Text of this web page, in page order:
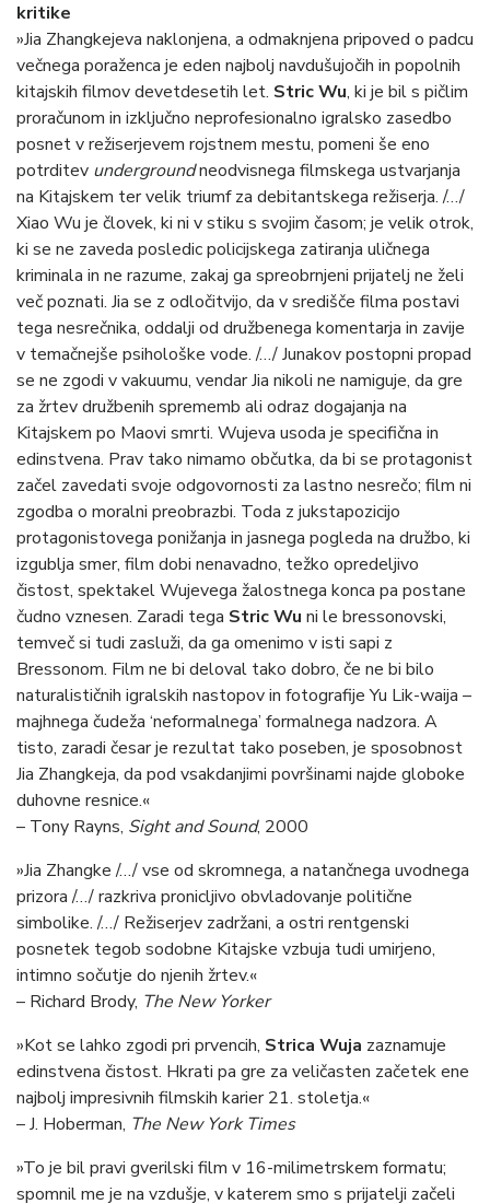
kritike
»Jia Zhangkejeva naklonjena, a odmaknjena pripoved o padcu
večnega poraženca je eden najbolj navdušujočih in popolnih
kitajskih filmov devetdesetih let. Stric Wu, ki je bil s pičlim
proračunom in izključno neprofesionalno igralsko zasedbo
posnet v režiserjevem rojstnem mestu, pomeni še eno
potrditev undergroundneodvisnega filmskega ustvarjanja
na Kitajskem ter velik triumf za debitantskega režiserja. /…/
Xiao Wu je človek, ki ni v stiku s svojim časom; je velik otrok,
ki se ne zaveda posledic policijskega zatiranja uličnega
kriminala in ne razume, zakaj ga spreobrnjeni prijatelj ne želi
več poznati. Jia se z odločitvijo, da v središče filma postavi
tega nesrečnika, oddalji od družbenega komentarja in zavije
v temačnejše psihološke vode. /…/ Junakov postopni propad
se ne zgodi v vakuumu, vendar Jia nikoli ne namiguje, da gre
za žrtev družbenih sprememb ali odraz dogajanja na
Kitajskem po Maovi smrti. Wujeva usoda je specifična in
edinstvena. Prav tako nimamo občutka, da bi se protagonist
začel zavedati svoje odgovornosti za lastno nesrečo; film ni
zgodba o moralni preobrazbi. Toda z jukstapozicijo
protagonistovega ponižanja in jasnega pogleda na družbo, ki
izgublja smer, film dobi nenavadno, težko opredeljivo
čistost, spektakel Wujevega žalostnega konca pa postane
čudno vznesen. Zaradi tega Stric Wu ni le bressonovski,
temveč si tudi zasluži, da ga omenimo v isti sapi z
Bressonom. Film ne bi deloval tako dobro, če ne bi bilo
naturalističnih igralskih nastopov in fotografije Yu Lik-waija –
majhnega čudeža ‘neformalnega’ formalnega nadzora. A
tisto, zaradi česar je rezultat tako poseben, je sposobnost
Jia Zhangkeja, da pod vsakdanjimi površinami najde globoke
duhovne resnice.«
– Tony Rayns, Sight and Sound, 2000
»Jia Zhangke /…/ vse od skromnega, a natančnega uvodnega
prizora /…/ razkriva pronicljivo obvladovanje politične
simbolike. /…/ Režiserjev zadržani, a ostri rentgenski
posnetek tegob sodobne Kitajske vzbuja tudi umirjeno,
intimno sočutje do njenih žrtev.«
– Richard Brody, The New Yorker
»Kot se lahko zgodi pri prvencih, Strica Wuja zaznamuje
edinstvena čistost. Hkrati pa gre za veličasten začetek ene
najbolj impresivnih filmskih karier 21. stoletja.«
– J. Hoberman, The New York Times
»To je bil pravi gverilski film v 16-milimetrskem formatu;
spomnil me je na vzdušje, v katerem smo s prijatelji začeli